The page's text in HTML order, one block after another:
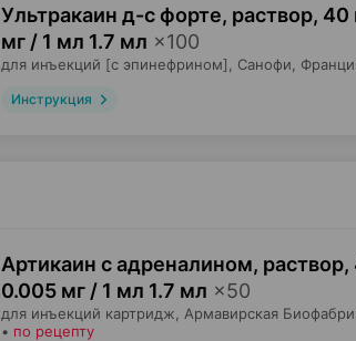
Ультракаин д-с форте, раствор, 40
мг / 1 мл 1.7 мл ×100
для инъекций [с эпинефрином], Санофи ,
Инструкция
Артикаин с адреналином, раствор,
0.005 мг / 1 мл 1.7 мл ×50
для инъекций картридж, Армавирская
• по рецепту